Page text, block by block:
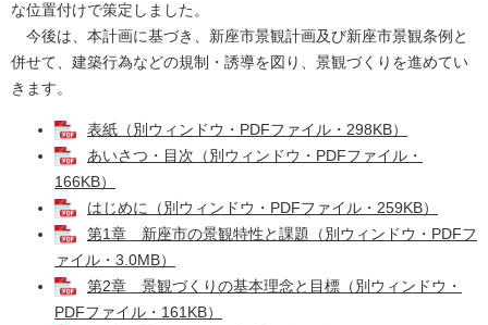
な位置付けで策定しました。
今後は、本計画に基づき、新座市景観計画及び新座市景観条例と
併せて、建築行為などの規制・誘導を図り、景観づくりを進めてい
きます。
表紙（別ウィンドウ・PDFファイル・298KB）
あいさつ・目次（別ウィンドウ・PDFファイル・
166KB）
はじめに（別ウィンドウ・PDFファイル・259KB）
第1章 新座市の景観特性と課題（別ウィンドウ・PDFフ
ァイル・3.0MB）
第2章 景観づくりの基本理念と目標（別ウィンドウ・
PDFファイル・161KB）